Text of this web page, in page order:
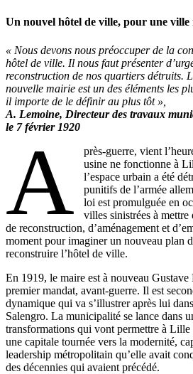
Un nouvel hôtel de ville, pour une ville
« Nous devons nous préoccuper de la
hôtel de ville. Il nous faut présenter
reconstruction de nos quartiers détruits.
nouvelle mairie est un des éléments les
il importe de le définir au plus tôt »,
A. Lemoine, Directeur des travaux
le 7 février 1920
A
près-guerre, vient
usine ne fonctionne à
l’espace urbain a été
punitifs de l’armée
loi est promulguée en
villes sinistrées à
de reconstruction, d’aménagement et
moment pour imaginer un nouveau plan
reconstruire l’hôtel de ville.
En 1919, le maire est à nouveau
premier mandat, avant-guerre. Il est
dynamique qui va s’illustrer après lui
Salengro. La municipalité se lance dans
transformations qui vont permettre à Lille
une capitale tournée vers la modernité,
leadership métropolitain qu’elle avait
des décennies qui avaient précédé.